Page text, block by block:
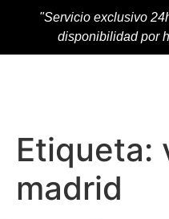
"Servicio exclusivo
disponibilidad por
Etiqueta:
madrid